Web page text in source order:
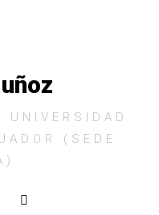
UNIVERSIDAD
(SEDE